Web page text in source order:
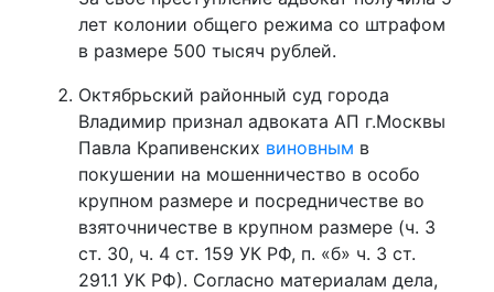
лет колонии общего режима со штрафом
в размере 500 тысяч рублей.
Октябрьский районный суд города
Владимир признал адвоката АП г.Москвы
Павла Крапивенских виновным в
покушении на мошенничество в особо
крупном размере и посредничестве во
взяточничестве в крупном размере (ч. 3
ст. 30, ч. 4 ст. 159 УК РФ, п. «б» ч. 3 ст.
291.1 УК РФ). Согласно материалам дела,